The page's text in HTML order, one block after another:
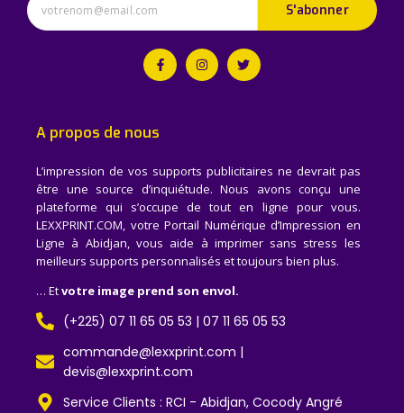
S'abonner
A propos de nous
L’impression de vos supports publicitaires ne devrait pas
être une source d’inquiétude. Nous avons conçu une
plateforme qui s’occupe de tout en ligne pour vous.
LEXXPRINT.COM, votre Portail Numérique d’Impression en
Ligne à Abidjan, vous aide à imprimer sans stress les
meilleurs supports personnalisés et toujours bien plus.
… Etvotre image prend son envol.
(+225) 07 11 65 05 53 | 07 11 65 05 53
commande@lexxprint.com |
devis@lexxprint.com
Service Clients : RCI - Abidjan, Cocody Angré